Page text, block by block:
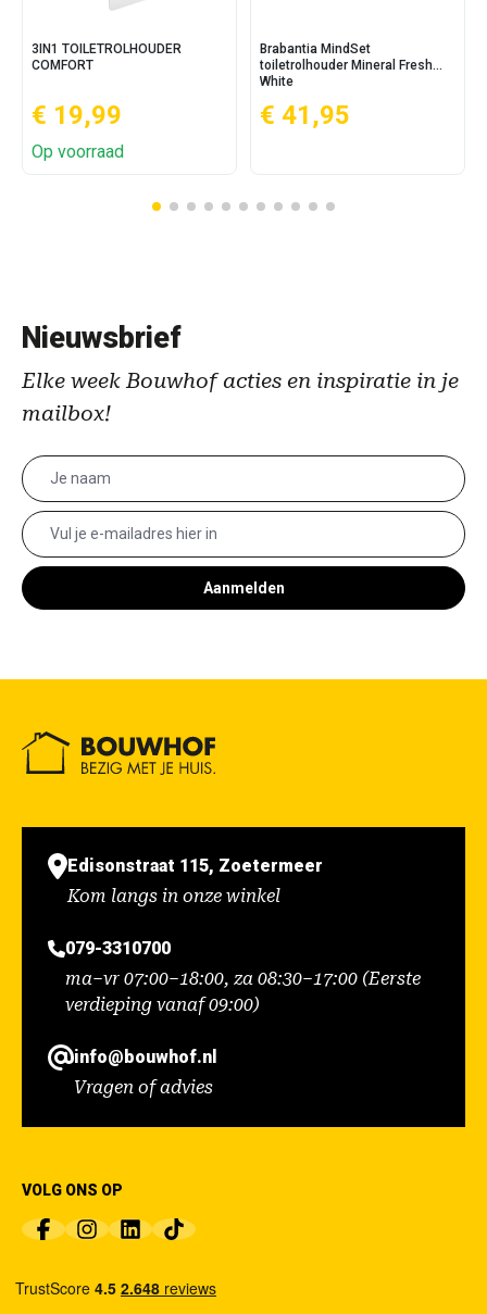
3IN1 TOILETROLHOUDER
COMFORT
€ 19,99
Op voorraad
Brabantia MindSet
toiletrolhouder Mineral Fresh
White
€ 41,95
Nieuwsbrief
Elke week Bouwhof acties en inspiratie in je
mailbox!
Aanmelden
Edisonstraat 115, Zoetermeer
Kom langs in onze winkel
079-3310700
ma–vr 07:00–18:00, za 08:30–17:00 (Eerste
verdieping vanaf 09:00)
info@bouwhof.nl
Vragen of advies
VOLG ONS OP